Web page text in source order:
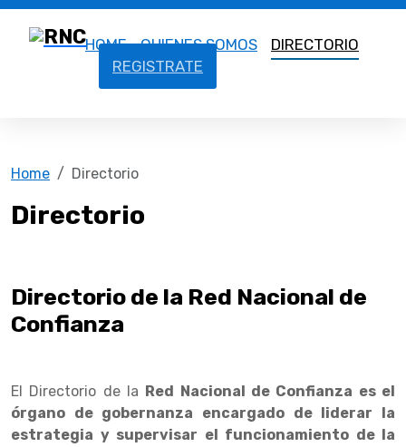
HOME QUIENES SOMOS
DIRECTORIO
REGISTRATE
Home Directorio
Directorio
Directorio de la Red Nacional de
Confianza
El Directorio de la Red Nacional de Confianza es el
órgano de gobernanza encargado de liderar la
estrategia y supervisar el funcionamiento de la